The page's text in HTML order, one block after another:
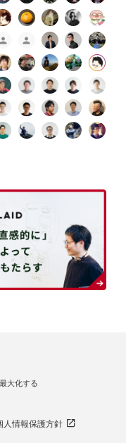
大化する
人情報保護方針